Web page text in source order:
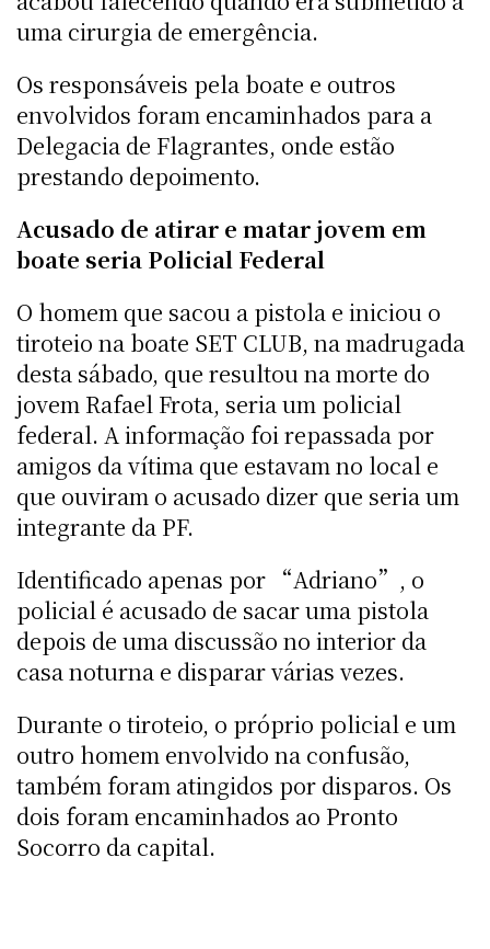
uma cirurgia de emergência.
Os responsáveis pela boate e outros
envolvidos foram encaminhados para a
Delegacia de Flagrantes, onde estão
prestando depoimento.
Acusado de atirar e matar jovem em
boate seria Policial Federal
O homem que sacou a pistola e iniciou o
tiroteio na boate SET CLUB, na madrugada
desta sábado, que resultou na morte do
jovem Rafael Frota, seria um policial
federal. A informação foi repassada por
amigos da vítima que estavam no local e
que ouviram o acusado dizer que seria um
integrante da PF.
Identificado apenas por “Adriano”, o
policial é acusado de sacar uma pistola
depois de uma discussão no interior da
casa noturna e disparar várias vezes.
Durante o tiroteio, o próprio policial e um
outro homem envolvido na confusão,
também foram atingidos por disparos. Os
dois foram encaminhados ao Pronto
Socorro da capital.